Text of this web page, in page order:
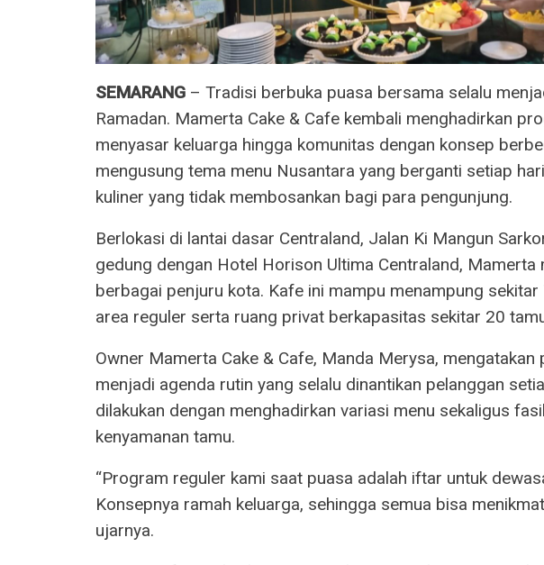
SEMARANG – Tradisi berbuka puasa bersama selalu
Ramadan. Mamerta Cake & Cafe kembali menghadirkan
menyasar keluarga hingga komunitas dengan konsep
mengusung tema menu Nusantara yang berganti setiap
kuliner yang tidak membosankan bagi para pengunjung.
Berlokasi di lantai dasar Centraland, Jalan Ki Mangun
gedung dengan Hotel Horison Ultima Centraland, Mamerta
berbagai penjuru kota. Kafe ini mampu menampung
area reguler serta ruang privat berkapasitas sekitar 20
Owner Mamerta Cake & Cafe, Manda Merysa,
menjadi agenda rutin yang selalu dinantikan pelanggan
dilakukan dengan menghadirkan variasi menu sekaligus
kenyamanan tamu.
“Program reguler kami saat puasa adalah iftar untuk
Konsepnya ramah keluarga, sehingga semua bisa
ujarnya.